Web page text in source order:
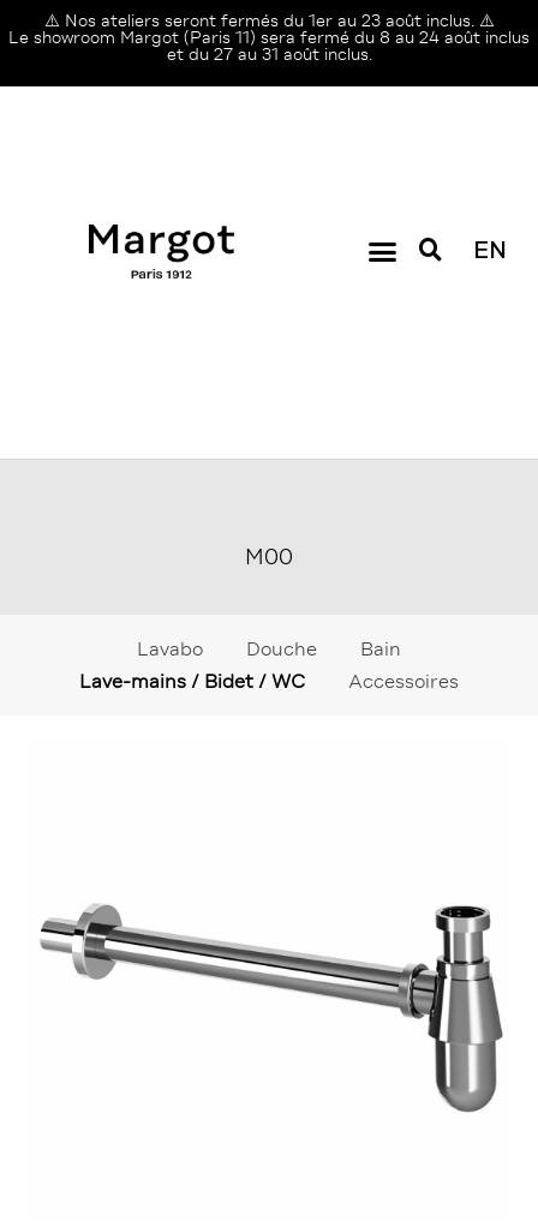
⚠️ Nos ateliers seront fermés du 1er au 23 août inclus. ⚠️
Le showroom Margot (Paris 11) sera fermé du 8 au 24 août inclus
et du 27 au 31 août inclus.
EN
M00
Lavabo Douche
Bain
Lave-mains / Bidet / WC
Accessoires